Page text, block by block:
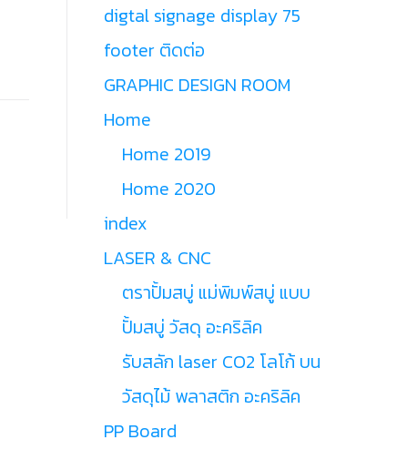
digtal signage display 75
footer ติดต่อ
GRAPHIC DESIGN ROOM
Home
Home 2019
Home 2020
index
LASER & CNC
ตราปั้มสบู่ แม่พิมพ์สบู่ แบบ
ปั้มสบู่ วัสดุ อะคริลิค
รับสลัก laser CO2 โลโก้ บน
วัสดุไม้ พลาสติก อะคริลิค
PP Board